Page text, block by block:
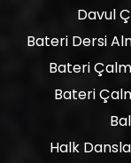
Davul
Bateri Dersi
Bateri
Bateri
Halk